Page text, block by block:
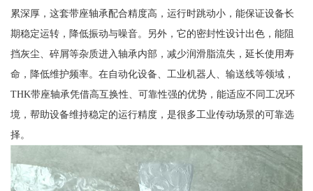
累深厚，这套带座轴承配合精度高，运行时跳动小，能保证设备长
期稳定运转，降低振动与噪音。另外，它的密封性设计出色，能阻
挡灰尘、碎屑等杂质进入轴承内部，减少润滑脂流失，延长使用寿
命，降低维护频率。在自动化设备、工业机器人、输送线等领域，
THK带座轴承凭借高互换性、可靠性强的优势，能适应不同工况环
境，帮助设备维持稳定的运行精度，是很多工业传动场景的可靠选
择。